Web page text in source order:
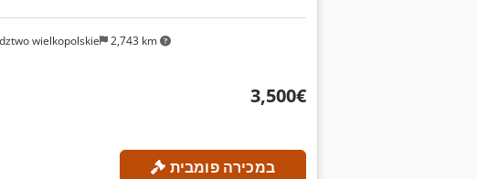
wielkopolskie 2,743 km
‏3,500 ‏€
במכירה פומבית